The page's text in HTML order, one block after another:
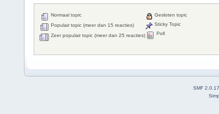
Normaal topic
Populair topic (meer dan 15 reacties)
Zeer populair topic (meer dan 25 reacties)
Gesloten topic
Sticky Topic
Poll
SMF 2.0.17